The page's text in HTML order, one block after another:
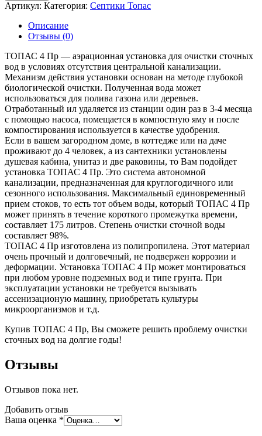
Артикул: Категория: Септики Топас
Описание
Отзывы (0)
ТОПАС 4 Пр — аэрационная установка для очистки сточных
вод в условиях отсутствия центральной канализации.
Механизм действия установки основан на методе глубокой
биологической очистки. Полученная вода может
использоваться для полива газона или деревьев.
Отработанный ил удаляется из станции один раз в 3-4 месяца
с помощью насоса, помещается в компостную яму и после
компостирования используется в качестве удобрения.
Если в вашем загородном доме, в коттедже или на даче
проживают до 4 человек, а из сантехники установлены
душевая кабина, унитаз и две раковины, то Вам подойдет
установка ТОПАС 4 Пр. Это система автономной
канализации, предназначенная для круглогодичного или
сезонного использования. Максимальный единовременный
прием стоков, то есть тот объем воды, который ТОПАС 4 Пр
может принять в течение короткого промежутка времени,
составляет 175 литров. Степень очистки сточной воды
составляет 98%.
ТОПАС 4 Пр изготовлена из полипропилена. Этот материал
очень прочный и долговечный, не подвержен коррозии и
деформации. Установка ТОПАС 4 Пр может монтироваться
при любом уровне подземных вод и типе грунта. При
эксплуатации установки не требуется вызывать
ассенизационую машину, приобретать культуры
микроорганизмов и т.д.
Купив ТОПАС 4 Пр, Вы сможете решить проблему очистки
сточных вод на долгие годы!
Отзывы
Отзывов пока нет.
Добавить отзыв
Ваша оценка *